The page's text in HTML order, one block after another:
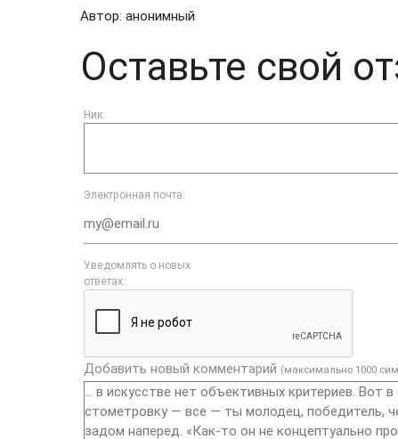
Автор: анонимный
Оставьте свой
Ник:
Электронная почта:
Уведомлять о новых
ответах:
Добавить новый комментарий (максимально 1000